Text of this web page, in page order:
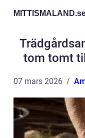
MITTISMALAND.
tom tomt
07 mars 2026